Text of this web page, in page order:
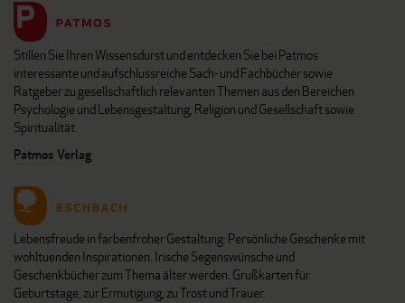
Stillen Sie Ihren Wissensdurst und entdecken Sie bei Patmos
interessante und aufschlussreiche Sach- und Fachbücher sowie
Ratgeber zu gesellschaftlich relevanten Themen aus den Bereichen
Psychologie und Lebensgestaltung, Religion und Gesellschaft sowie
Spiritualität.
Patmos Verlag
Lebensfreude in farbenfroher Gestaltung: Persönliche Geschenke mit
wohltuenden Inspirationen. Irische Segenswünsche und
Geschenkbücher zum Thema älter werden. Grußkarten für
Geburtstage, zur Ermutigung, zu Trost und Trauer.